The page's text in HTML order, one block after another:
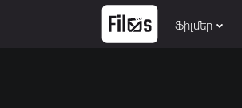
Ֆիլմեր